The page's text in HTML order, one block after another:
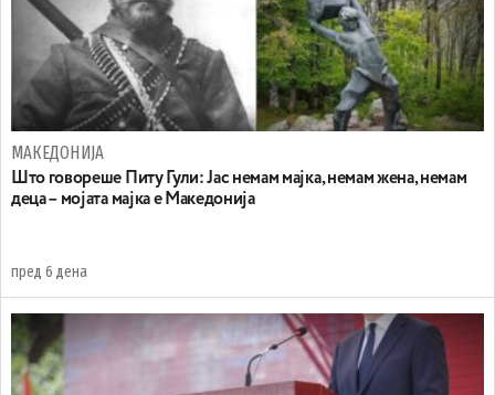
МАКЕДОНИЈА
Што говореше Питу Гули: Јас немам мајка, немам жена, немам
деца – мојата мајка е Македонија
пред 6 дена